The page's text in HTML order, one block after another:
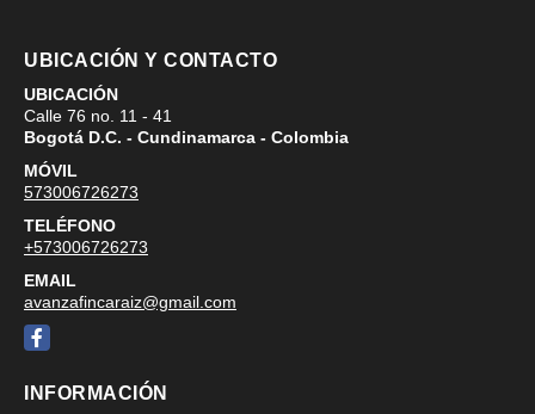
UBICACIÓN Y CONTACTO
UBICACIÓN
Calle 76 no. 11 - 41
Bogotá D.C. - Cundinamarca - Colombia
MÓVIL
573006726273
TELÉFONO
+573006726273
EMAIL
avanzafincaraiz@gmail.com
Facebook
INFORMACIÓN